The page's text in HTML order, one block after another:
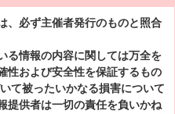
、必ず主催者発行のものと照合
る情報の内容に関しては万全を
性および安全性を保証するもの
て被ったいかなる損害について
提供者は一切の責任を負いかね